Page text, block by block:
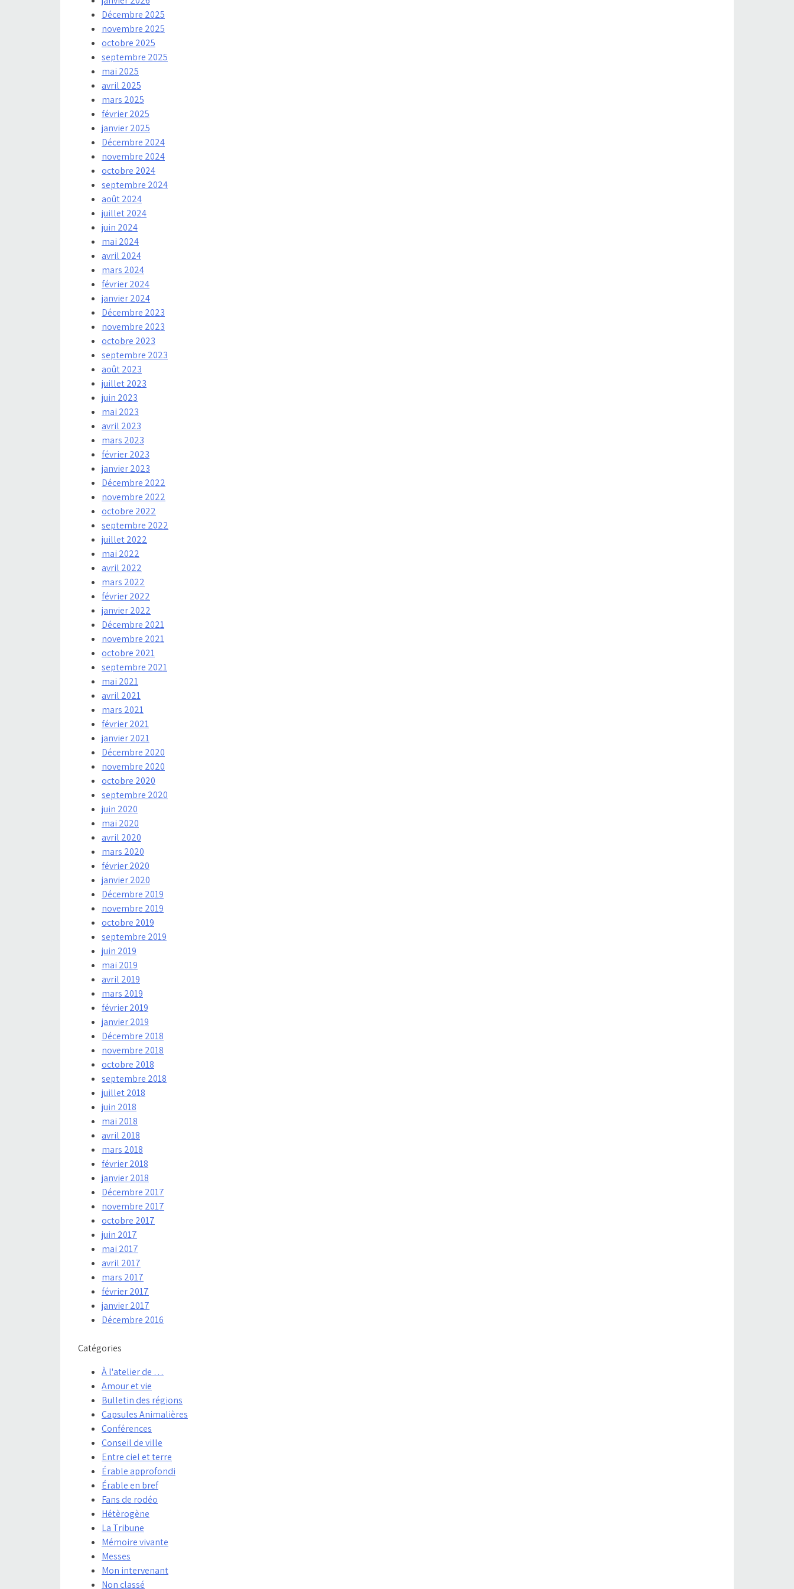
Décembre 2025
novembre 2025
octobre 2025
septembre 2025
mai 2025
avril 2025
mars 2025
février 2025
janvier 2025
Décembre 2024
novembre 2024
octobre 2024
septembre 2024
août 2024
juillet 2024
juin 2024
mai 2024
avril 2024
mars 2024
février 2024
janvier 2024
Décembre 2023
novembre 2023
octobre 2023
septembre 2023
août 2023
juillet 2023
juin 2023
mai 2023
avril 2023
mars 2023
février 2023
janvier 2023
Décembre 2022
novembre 2022
octobre 2022
septembre 2022
juillet 2022
mai 2022
avril 2022
mars 2022
février 2022
janvier 2022
Décembre 2021
novembre 2021
octobre 2021
septembre 2021
mai 2021
avril 2021
mars 2021
février 2021
janvier 2021
Décembre 2020
novembre 2020
octobre 2020
septembre 2020
juin 2020
mai 2020
avril 2020
mars 2020
février 2020
janvier 2020
Décembre 2019
novembre 2019
octobre 2019
septembre 2019
juin 2019
mai 2019
avril 2019
mars 2019
février 2019
janvier 2019
Décembre 2018
novembre 2018
octobre 2018
septembre 2018
juillet 2018
juin 2018
mai 2018
avril 2018
mars 2018
février 2018
janvier 2018
Décembre 2017
novembre 2017
octobre 2017
juin 2017
mai 2017
avril 2017
mars 2017
février 2017
janvier 2017
Décembre 2016
Catégories
À l'atelier de …
Amour et vie
Bulletin des régions
Capsules Animalières
Conférences
Conseil de ville
Entre ciel et terre
Érable approfondi
Érable en bref
Fans de rodéo
Hétèrogène
La Tribune
Mémoire vivante
Messes
Mon intervenant
Non classé